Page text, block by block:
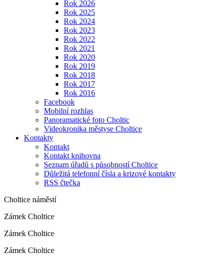
Rok 2026
Rok 2025
Rok 2024
Rok 2023
Rok 2022
Rok 2021
Rok 2020
Rok 2019
Rok 2018
Rok 2017
Rok 2016
Facebook
Mobilní rozhlas
Panoramatické foto Choltic
Videokronika městyse Choltice
Kontakty
Kontakt
Kontakt knihovna
Seznam úřadů s působností Choltice
Důležitá telefonní čísla a krizové kontakty
RSS čtečka
Choltice náměstí
Zámek Choltice
Zámek Choltice
Zámek Choltice